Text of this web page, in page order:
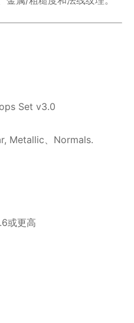
Set v3.0
Metallic、Normals.
或更高